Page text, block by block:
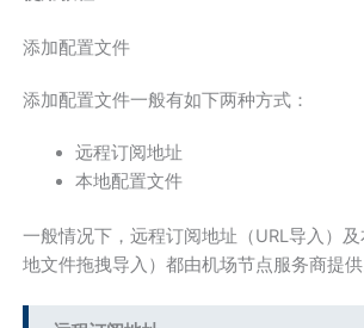
添加配置文件
添加配置文件一般有如下两种方式：
远程订阅地址
本地配置文件
一般情况下，远程订阅地址（URL导入）
地文件拖拽导入）都由机场节点服务商提供